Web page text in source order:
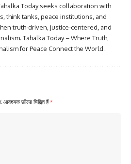
Today seeks collaboration with
think tanks, peace institutions, and
truth-driven, justice-centered, and
Tahalka Today – Where Truth,
for Peace Connect the World.
आवश्यक फ़ील्ड चिह्नित हैं*